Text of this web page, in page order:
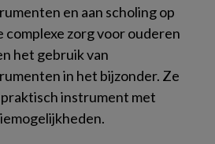
en aan scholing op
complexe zorg voor ouderen
het gebruik van
in het bijzonder. Ze
instrument met